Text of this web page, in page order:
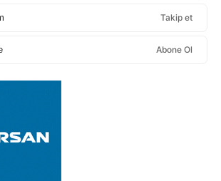
Takip et
Abone Ol